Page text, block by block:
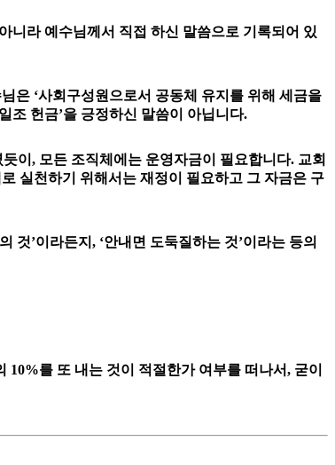
니라 예수님께서 직접 하신 말씀으로 기록되어 있
은 ‘사회구성원으로서 공동체 유지를 위해 세금을
조 헌금’을 긍정하신 말씀이 아닙니다.
이, 모든 조직체에는 운영자금이 필요합니다. 교회
실천하기 위해서는 재정이 필요하고 그 자금은 구
’이라든지, ‘안내면 도둑질하는 것’이라는 등의
를 또 내는 것이 적절한가 여부를 떠나서, 굳이